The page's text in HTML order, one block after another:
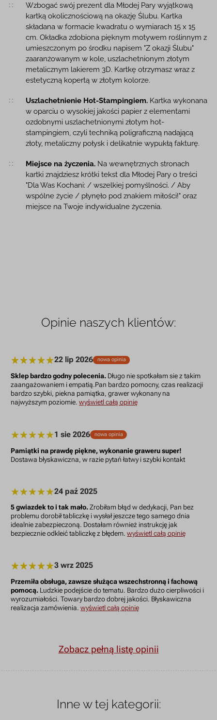
Opis produktu
Wzbogać swój prezent dla Młodej Pary wyjątkową
kartką okolicznościową na okazję Ślubu. Kartka
składana w formacie kwadratu o wymiarach 15 x 15
cm. Okładka zdobiona pięknym motywem roślinnym z
umieszczonym po środku napisem "Z okazji Ślubu"
zaaranżowanym w kole, uszlachetnionym złotym
metalicznym lakierem 3D. Kartkę otrzymasz wraz z
estetyczną kopertą w złotym kolorze.
Uszlachetnienie Hot-Stampingiem.Kartka wykonana
w oparciu o wysokiej jakości papier z elementami
ozdobnymi uszlachetnionymi złotym hot-
stampingiem, czyli techniką poligraficzną nadającą
złoty, metaliczny połysk i delikatnie wypukłą fakturę.
Miejsce na życzenia.Na wewnętrznych stronach
kartki znajdziesz krótki tekst dla Młodej Pary o treści
"Dla Was Kochani: / wszelkiej pomyślności. / Aby
wspólne życie / płynęło pod znakiem miłości!" oraz
miejsce na Twoje indywidualne życzenia.
Opinie naszych klientów:
22 lip 2026 nowa opinia
Sklep bardzo godny polecenia. Długo nie spotkałam sie z takim
zaangażowaniem i empatią.Pan bardzo pomocny, czas realizacji
bardzo szybki, piekna pamiątka, grawer wykonany na
najwyższym poziomie.wyświetl całą opinię
1 sie 2026 nowa opinia
Pamiątki na prawdę piękne, wykonanie graweru super!
Dostawa błyskawiczna, w razie pytań łatwy i szybki kontakt
24 paź 2025
5 gwiazdek to i tak mało.Zrobiłam błąd w dedykacji, Pan bez
problemu dorobił tabliczkę i wysłał jeszcze tego samego dnia
idealnie zabezpieczoną. Dostałam również instrukcję jak
bezpiecznie odkleić tabliczkę z błędem.wyświetl całą opinię
3 wrz 2025
Przemiła obsługa, zawsze służąca wszechstronną i fachową
pomocą. Ludzkie podejście do tematu. Bardzo dużo cierpliwości i
wyrozumiałości. Towary bardzo dobrej jakości. Błyskawiczna
realizacja zamówienia.wyświetl całą opinię
Zobacz pełną listę opinii
Inne w tej kategorii: